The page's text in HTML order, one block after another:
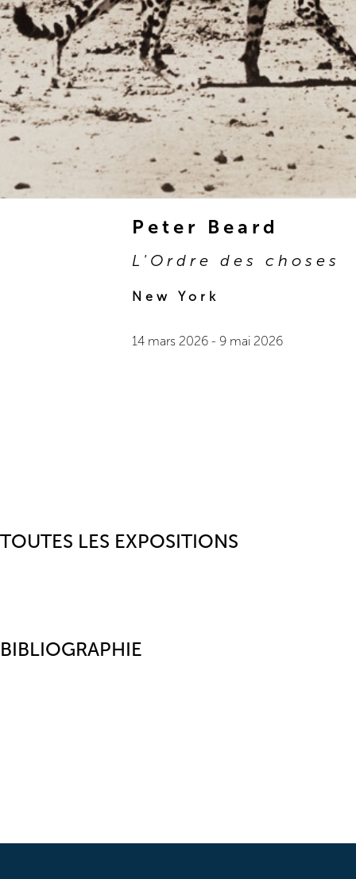
Peter Beard
L'Ordre des choses
New York
14 mars 2026 - 9 mai 2026
TOUTES LES EXPOSITIONS
BIBLIOGRAPHIE